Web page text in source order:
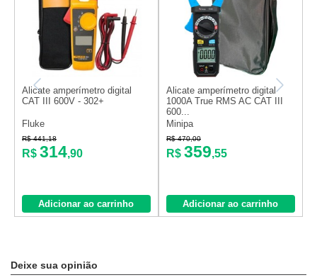
Alicate amperímetro digital
CAT III 600V - 302+
Fluke
R$ 441,18
R$ 314,90
Adicionar ao carrinho
Alicate amperímetro digital
1000A True RMS AC CAT III
600...
Minipa
R$ 470,00
R$ 359,55
Adicionar ao carrinho
Deixe sua opinião